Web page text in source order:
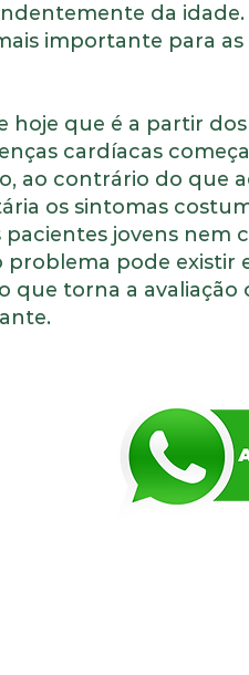
da idade.
importante para as
hoje que é a partir
cardíacas
ao contrário do que
os sintomas
jovens nem
problema pode existir
que torna a